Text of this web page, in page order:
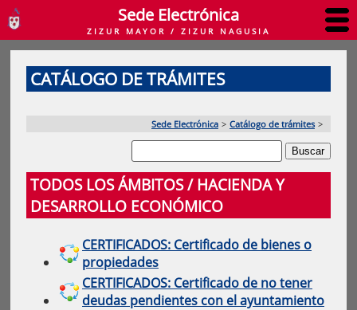
Sede Electrónica
ZIZUR MAYOR / ZIZUR NAGUSIA
CATÁLOGO DE TRÁMITES
Sede Electrónica > Catálogo de trámites >
TODOS LOS ÁMBITOS / HACIENDA Y
DESARROLLO ECONÓMICO
CERTIFICADOS: Certificado de bienes o
propiedades
CERTIFICADOS: Certificado de no tener
deudas pendientes con el ayuntamiento